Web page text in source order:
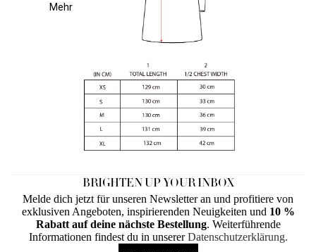
Mehr
BRIGHTEN UP YOUR INBOX
Melde dich jetzt für unseren Newsletter an und profitiere von
exklusiven Angeboten, inspirierenden Neuigkeiten und 10 %
Rabatt auf deine nächste Bestellung. Weiterführende
Informationen findest du in unsererDatenschutzerklärung.